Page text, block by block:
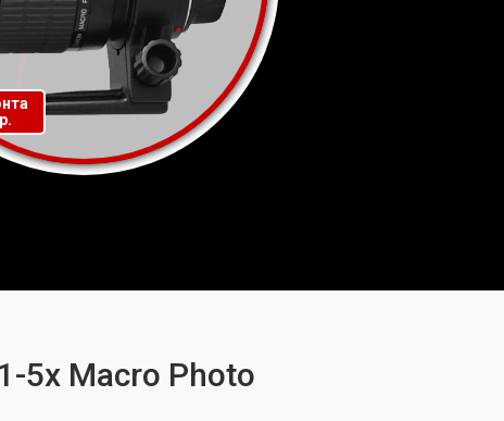
5x Macro Photo